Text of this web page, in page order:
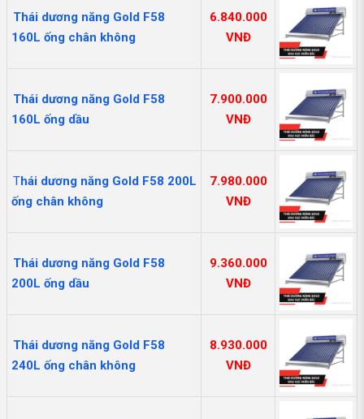
Thái dương năng Gold F58
160L ống chân không
6.840.000
VNĐ
Thái dương năng Gold F58
160L ống dầu
7.900.000
VNĐ
Thái dương năng Gold F58 200L
ống chân không
7.980.000
VNĐ
Thái dương năng Gold F58
200L ống dầu
9.360.000
VNĐ
Thái dương năng Gold F58
240L ống chân không
8.930.000
VNĐ